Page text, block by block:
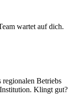
wartet auf dich.
regionalen Betriebs
Klingt gut?